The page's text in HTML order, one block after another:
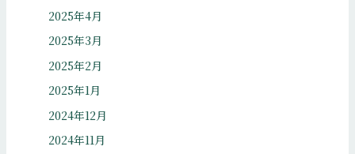
2025年4月
2025年3月
2025年2月
2025年1月
2024年12月
2024年11月